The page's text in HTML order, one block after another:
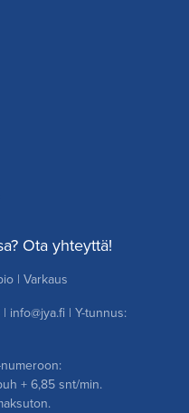
Ota yhteyttä!
| Varkaus
| info@jya.fi | Y-tunnus:
+ 6,85 snt/min.